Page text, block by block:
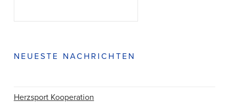
NEUESTE NACHRICHTEN
Herzsport Kooperation